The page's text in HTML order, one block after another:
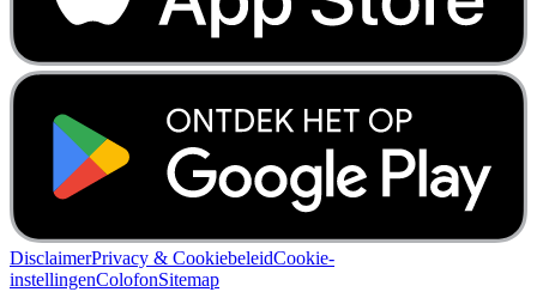
DisclaimerPrivacy & CookiebeleidCookie-
instellingenColofonSitemap